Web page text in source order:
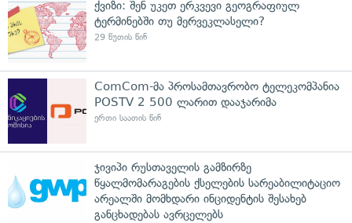
ქვიზი: შენ უკეთ ერკვევი გეოგრაფიულ
ტერმინებში თუ მერვეკლასელი?
29 წუთის წინ
ComCom-მა პროსამთავრობო ტელეკომპანია
POSTV 2 500 ლარით დააჯარიმა
ერთი საათის წინ
ჯივიპი რუსთაველის გამზირზე
წყალმომარაგების ქსელების სარეაბილიტაციო
არეალში მომხდარი ინციდენტის შესახებ
განცხადებას ავრცელებს